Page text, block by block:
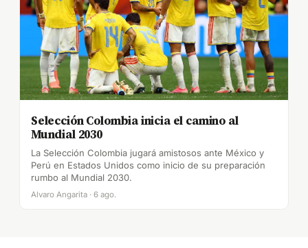
Selección Colombia inicia el camino al
Mundial 2030
La Selección Colombia jugará amistosos ante México y
Perú en Estados Unidos como inicio de su preparación
rumbo al Mundial 2030.
Alvaro Angarita · 6 ago.